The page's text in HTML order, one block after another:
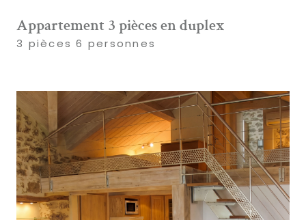
Appartement 3 pièces en duplex
3 pièces 6 personnes